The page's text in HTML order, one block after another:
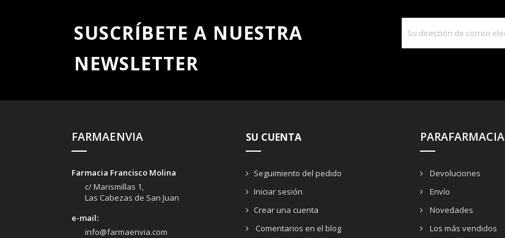
SUSCRÍBETE A NUESTRA
NEWSLETTER
FARMAENVIA
Farmacia Francisco Molina
c/ Marismillas 1,
Las Cabezas de San Juan
e-mail:
info@farmaenvia.com
SU CUENTA
Seguimiento del pedido
Iniciar sesión
Crear una cuenta
Comentarios en el blog
PARAFARMACIA
Devoluciones
Envío
Novedades
Los más vendidos